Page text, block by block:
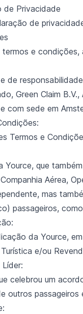
de Privacidade
de
termos e
de
Green Claim
com sede em
Termos e
Yource, que
Aérea,
mas
passageiros,
da Yource,
e/ou
Líder:
celebrou um
outros